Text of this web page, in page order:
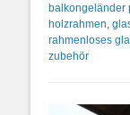
balkongeländer
holzrahmen,
rahmenloses
zubehör